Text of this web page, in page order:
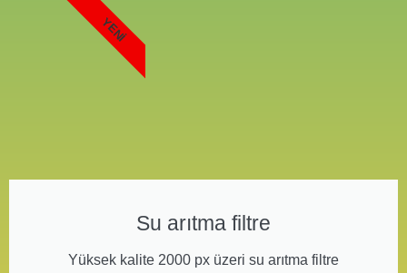
Su arıtma filtre
Yüksek kalite 2000 px üzeri su arıtma filtre
YENI